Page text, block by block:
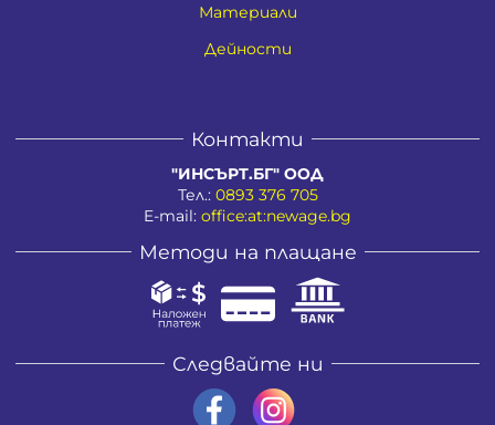
Материали
Дейности
Контакти
"ИНСЪРТ.БГ" ООД
Тел.: 0893 376 705
E-mail: office:at:newage.bg
Методи на плащане
Следвайте ни